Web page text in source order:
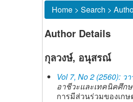
Home > Search >
Author Details
กุลวงษ์, อนุสรณ์
Vol 7, No 2 (2560):
อาชีวะและเทคนิคศึก
การมีส่วนร่วมของเก